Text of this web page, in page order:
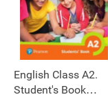
English Class A2.
Student's Book